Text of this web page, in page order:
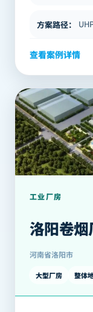
方案路径：
查看案例详情
工业厂房
洛阳卷烟
河南省洛阳市
大型厂房 整体